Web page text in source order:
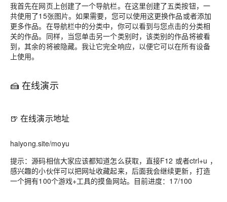
我首先在网页上创建了一个导航栏。在这里创建了五类按钮，一
共使用了15张图片。如果需要，您可以使用这更换作品或者添加
更多作品。在导航栏中的分类中，你可以看到与您点击的分类相
关的作品。同样，当您单击另一个类别时，该类别的作品将被看
到，其余的将被隐藏。我让它完全响应，以便它可以在所有设备
上使用。
🍰 在线演示
🍺 在线演示地址
haiyong.site/moyu
提示：源码相信大家应该都知道怎么获取，直接F12 或者ctrl+u ，
感兴趣的小伙伴可以把网址收藏起来，后面我会继续更新，打造
一个拥有100个游戏+工具的摸鱼网站。目前进度：17/100